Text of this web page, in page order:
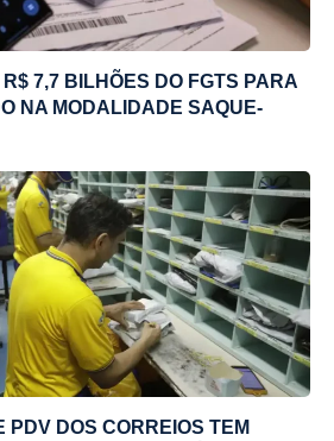
7,7 BILHÕES DO FGTS PARA
NA MODALIDADE SAQUE-
PDV DOS CORREIOS TEM